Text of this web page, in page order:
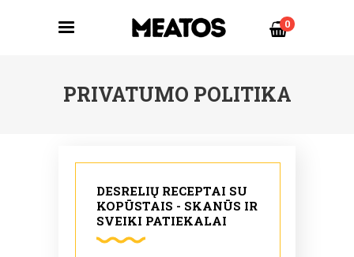
0
PRIVATUMO POLITIKA
DESRELIŲ RECEPTAI SU
KOPŪSTAIS - SKANŪS IR
SVEIKI PATIEKALAI